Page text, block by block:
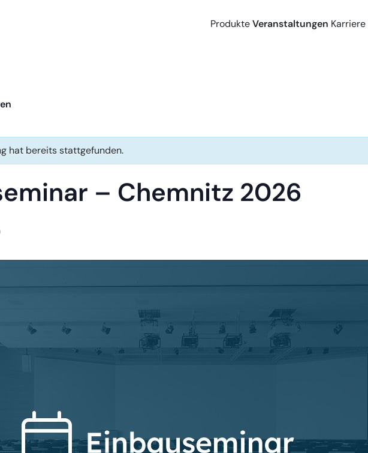
ProdukteVeranstaltungen Karriere
hat bereits stattgefunden.
– Chemnitz 2026